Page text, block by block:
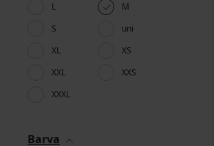
L
M
S
uni
XL
XS
XXL
XXS
XXXL
Barva